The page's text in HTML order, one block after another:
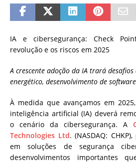
IA e cibersegurança: Check
revolução e os riscos em 2025
A crescente adoção da IA trará
energético, desenvolvimento de
À medida que avançamos em
inteligência artificial (IA) deverá
o cenário da cibersegurança. A
Technologies Ltd. (NASDAQ:
em soluções de segurança
desenvolvimentos importantes